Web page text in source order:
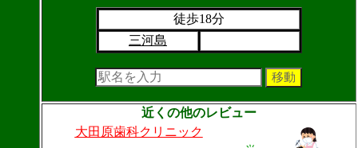
徒歩18分
三河島
近くの他のレビュー
大田原歯科クリニック